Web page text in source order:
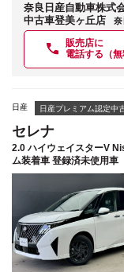
奈良日産自動車株式
中古車登美ヶ丘店
奈
販売店に
電話する（無
日産 日産プレミアム認定中
セレナ
2.0 ハイウェイスターV
ム装着車 登録済未使用車